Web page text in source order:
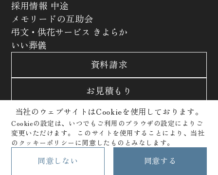
採用情報 中途
メモリードの互助会
弔文・供花サービス きよらか
いい葬儀
資料請求
お見積もり
お問合わせ
サイトポリシー
プライバシーポリシー
クッキーポリシー
Copyright © Memolead Corporation. All Rights Reserved.
当社のウェブサイトはCookieを使用しております。
Cookieの設定は、いつでもご利用のブラウザの設定によりご
変更いただけます。
このサイトを使用することにより、当社
のクッキーポリシーに同意したものとみなします。
同意しない 同意する